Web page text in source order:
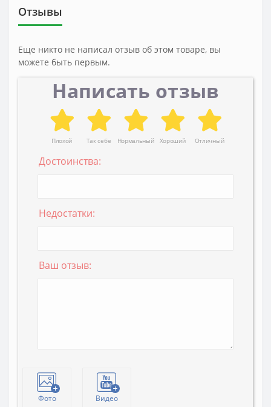
Отзывы
Еще никто не написал отзыв об этом товаре, вы
можете быть первым.
Написать отзыв
Плохой Так себе Нормальный Хороший Отличный
Достоинства:
Недостатки:
Ваш отзыв:
Фото Видео